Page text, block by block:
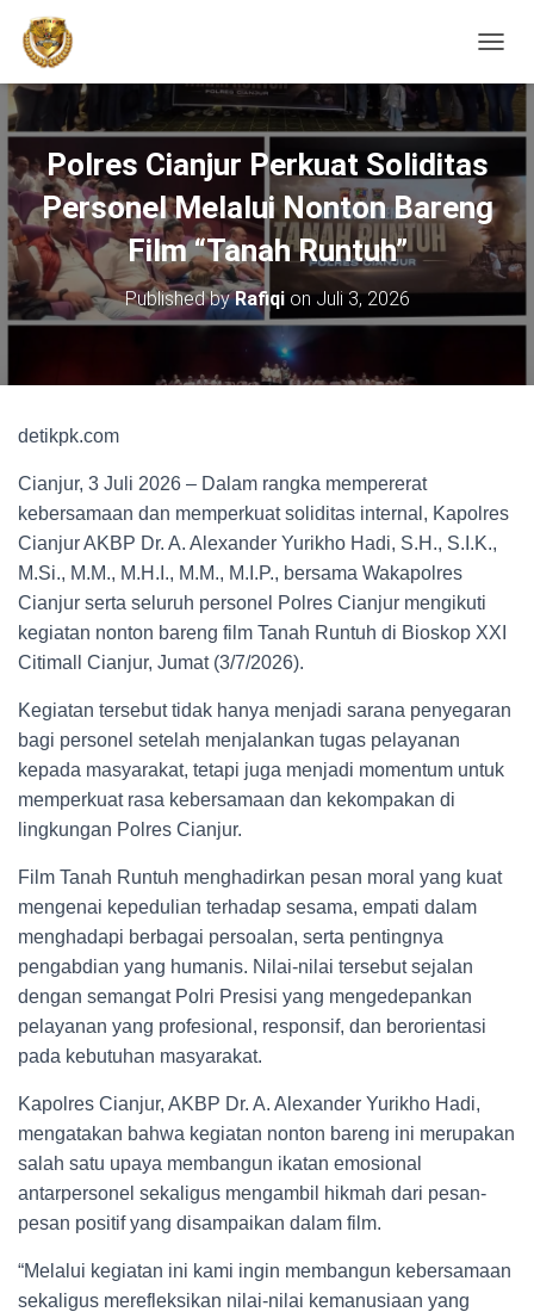
Polres Cianjur Perkuat Soliditas
Personel Melalui Nonton Bareng
Film “Tanah Runtuh”
Published byRafiqionJuli 3, 2026
detikpk.com
Cianjur, 3 Juli 2026 – Dalam rangka mempererat
kebersamaan dan memperkuat soliditas internal, Kapolres
Cianjur AKBP Dr. A. Alexander Yurikho Hadi, S.H., S.I.K.,
M.Si., M.M., M.H.I., M.M., M.I.P., bersama Wakapolres
Cianjur serta seluruh personel Polres Cianjur mengikuti
kegiatan nonton bareng film Tanah Runtuh di Bioskop XXI
Citimall Cianjur, Jumat (3/7/2026).
Kegiatan tersebut tidak hanya menjadi sarana penyegaran
bagi personel setelah menjalankan tugas pelayanan
kepada masyarakat, tetapi juga menjadi momentum untuk
memperkuat rasa kebersamaan dan kekompakan di
lingkungan Polres Cianjur.
Film Tanah Runtuh menghadirkan pesan moral yang kuat
mengenai kepedulian terhadap sesama, empati dalam
menghadapi berbagai persoalan, serta pentingnya
pengabdian yang humanis. Nilai-nilai tersebut sejalan
dengan semangat Polri Presisi yang mengedepankan
pelayanan yang profesional, responsif, dan berorientasi
pada kebutuhan masyarakat.
Kapolres Cianjur, AKBP Dr. A. Alexander Yurikho Hadi,
mengatakan bahwa kegiatan nonton bareng ini merupakan
salah satu upaya membangun ikatan emosional
antarpersonel sekaligus mengambil hikmah dari pesan-
pesan positif yang disampaikan dalam film.
“Melalui kegiatan ini kami ingin membangun kebersamaan
sekaligus merefleksikan nilai-nilai kemanusiaan yang